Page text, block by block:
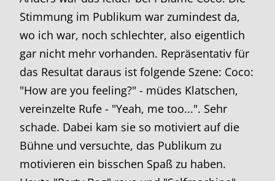
Stimmung im Publikum war zumindest da,
wo ich war, noch schlechter, also eigentlich
gar nicht mehr vorhanden. Repräsentativ für
das Resultat daraus ist folgende Szene: Coco:
"How are you feeling?" - müdes Klatschen,
vereinzelte Rufe - "Yeah, me too...". Sehr
schade. Dabei kam sie so motiviert auf die
Bühne und versuchte, das Publikum zu
motivieren ein bisschen Spaß zu haben.